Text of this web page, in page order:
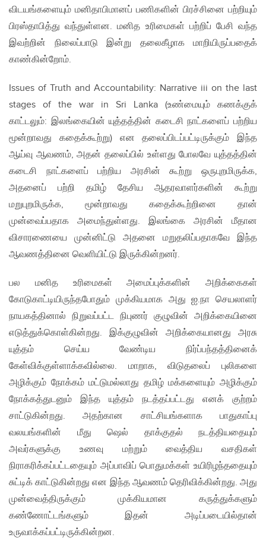
விடயங்களையும் மனிதாபிமானப் பணிகளின் பிரச்சினை பற்றியும்
பிரஸ்தாபித்து வந்துள்ளன. மனித உரிமைகள் பற்றிப் பேசி வந்த
இவற்றின் நிலைப்பாடு இன்று தலைகீழாக மாறியிருப்பதைக்
காண்கின்றோம்.
Issues of Truth and Accountability: Narrative iii on the last
stages of the war in Sri Lanka (உண்மையும் கணக்குக்
காட்டலும்: இலங்கையின் யுத்தத்தின் கடைசி நாட்களைப் பற்றிய
மூன்றாவது கதைக்கூற்று) என தலைப்பிடப்பட்டிருக்கும் இந்த
ஆய்வு ஆவணம், அதன் தலைப்பில் உள்ளது போலவே யுத்தத்தின்
கடைசி நாட்களைப் பற்றிய அரசின் கூற்று ஒருபுறமிருக்க,
அதனைப் பற்றி தமிழ் தேசிய ஆதரவாளர்களின் கூற்று
மறுபுறமிருக்க, மூன்றாவது கதைக்கூற்றினை தான்
முன்வைப்பதாக அமைந்துள்ளது. இலங்கை அரசின் மீதான
விசாரணையை முன்னிட்டு அதனை மறுதலிப்பதாகவே இந்த
ஆவணத்தினை வெளியிட்டு இருக்கின்றனர்.
பல மனித உரிமைகள் அமைப்புக்களின் அறிக்கைகள்
கோடுகாட்டியிருந்தபோதும் முக்கியமாக அது ஐ.நா செயலாளர்
நாயகத்தினால் நிறுவப்பட்ட நிபுணர் குழுவின் அறிக்கையினை
எடுத்துக்கொள்கின்றது. இக்குழுவின் அறிக்கையானது அரசு
யுத்தம் செய்ய வேண்டிய நிர்ப்பந்தத்தினைக்
கேள்விக்குள்ளாக்கவில்லை. மாறாக, விடுதலைப் புலிகளை
அழிக்கும் நோக்கம் மட்டுமல்லாது தமிழ் மக்களையும் அழிக்கும்
நோக்கத்துடனும் இந்த யுத்தம் நடத்தப்பட்டது எனக் குற்றம்
சாட்டுகின்றது. அதற்கான சாட்சியங்களாக பாதுகாப்பு
வலயங்களின் மீது ஷெல் தாக்குதல் நடத்தியதையும்
அவர்களுக்கு உணவு மற்றும் வைத்திய வசதிகள்
நிராகரிக்கப்பட்டதையும் அப்பாவிப் பொதுமக்கள் உயிரிழந்ததையும்
சுட்டிக் காட்டுகின்றது என இந்த ஆவணம் தெரிவிக்கின்றது. அது
முன்வைத்திருக்கும் முக்கியமான கருத்துக்களும்
கண்ணோட்டங்களும் இதன் அடிப்படையில்தான்
உருவாக்கப்பட்டிருக்கின்றன.